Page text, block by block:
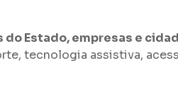
Estado, empresas e
tecnologia assistiva,